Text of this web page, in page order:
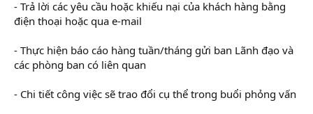
- Trả lời các yêu cầu hoặc khiếu nại của khách hàng bằng
điện thoại hoặc qua e-mail
- Thực hiện báo cáo hàng tuần/tháng gửi ban Lãnh đạo và
các phòng ban có liên quan
- Chi tiết công việc sẽ trao đổi cụ thể trong buổi phỏng vấn